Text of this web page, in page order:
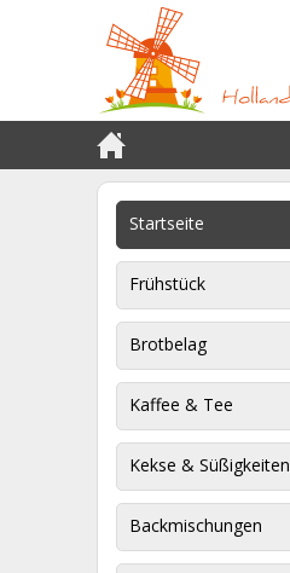
Startseite
Frühstück
Brotbelag
Kaffee & Tee
Kekse & Süßigkeiten
Backmischungen